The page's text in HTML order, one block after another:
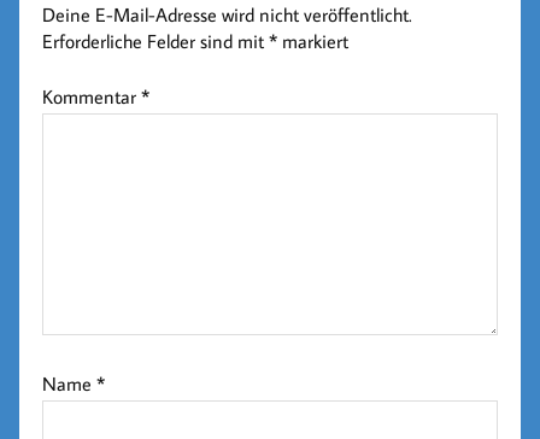
Deine E-Mail-Adresse wird nicht veröffentlicht.
Erforderliche Felder sind mit* markiert
Kommentar*
Name*